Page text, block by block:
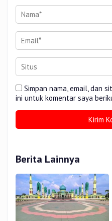
Simpan nama, email, dan
ini untuk komentar saya
Berita Lainnya